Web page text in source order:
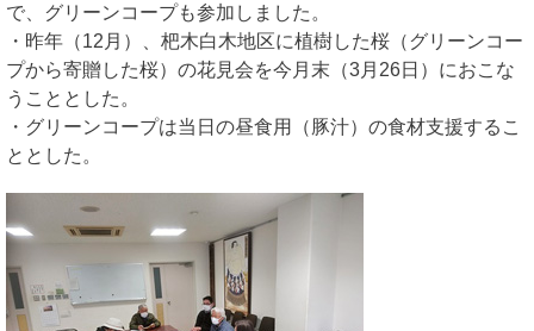
で、グリーンコープも参加しました。
・昨年（12月）、杷木白木地区に植樹した桜（グリーンコー
プから寄贈した桜）の花見会を今月末（3月26日）におこな
うこととした。
・グリーンコープは当日の昼食用（豚汁）の食材支援するこ
ととした。